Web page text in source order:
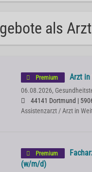
als
Premium Arzt
06.08.2026,
44141 Dortmund |
Assistenzarzt / Arzt in
Premium
(w/m/d)